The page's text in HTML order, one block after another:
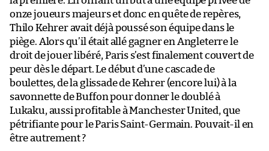
onze joueurs majeurs et donc en quête de repères,
Thilo Kehrer avait déjà poussé son équipe dans le
piège. Alors qu’il était allé gagner en Angleterre le
droit de jouer libéré, Paris s’est finalement couvert de
peur dès le départ. Le début d’une cascade de
boulettes, de la glissade de Kehrer (encore lui) à la
savonnette de Buffon pour donner le doublé à
Lukaku, aussi profitable à Manchester United, que
pétrifiante pour le Paris Saint-Germain. Pouvait-il en
être autrement ?